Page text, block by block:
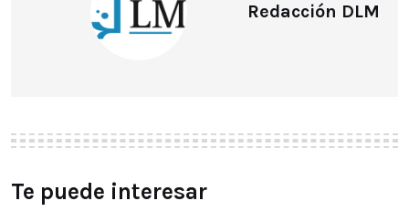
Redacción DLM
Te puede interesar